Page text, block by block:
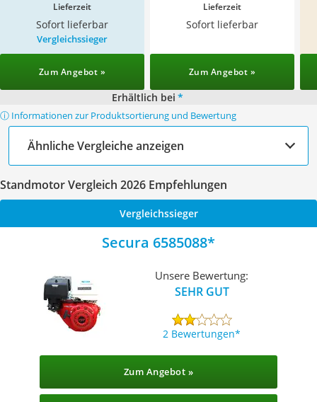
Lieferzeit
Sofort lieferbar
Lieferzeit
Sofort lieferbar
Vergleichssieger
Zum Angebot » Zum Angebot »
Erhältlich bei *
ⓘ Informationen zur Produktsortierung und Bewertung
Ähnliche Vergleiche anzeigen
Standmotor Vergleich 2026 Empfehlungen
Vergleichssieger
Secura 6585088
Unsere Bewertung:
SEHR GUT
2 Bewertungen
Zum Angebot »